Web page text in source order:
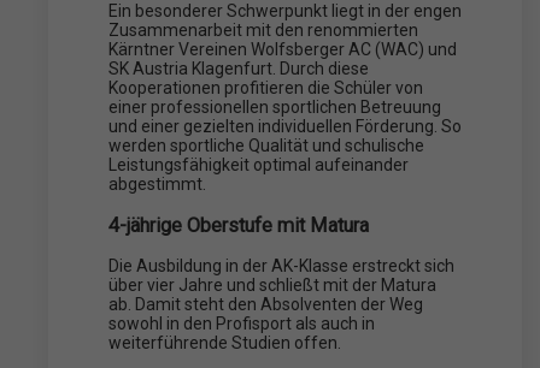
Ein besonderer Schwerpunkt liegt in der engen
Zusammenarbeit mit den renommierten
Kärntner Vereinen Wolfsberger AC (WAC) und
SK Austria Klagenfurt. Durch diese
Kooperationen profitieren die Schüler von
einer professionellen sportlichen Betreuung
und einer gezielten individuellen Förderung. So
werden sportliche Qualität und schulische
Leistungsfähigkeit optimal aufeinander
abgestimmt.
4-jährige Oberstufe mit Matura
Die Ausbildung in der AK-Klasse erstreckt sich
über vier Jahre und schließt mit der Matura
ab. Damit steht den Absolventen der Weg
sowohl in den Profisport als auch in
weiterführende Studien offen.